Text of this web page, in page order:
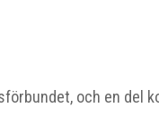
och en del